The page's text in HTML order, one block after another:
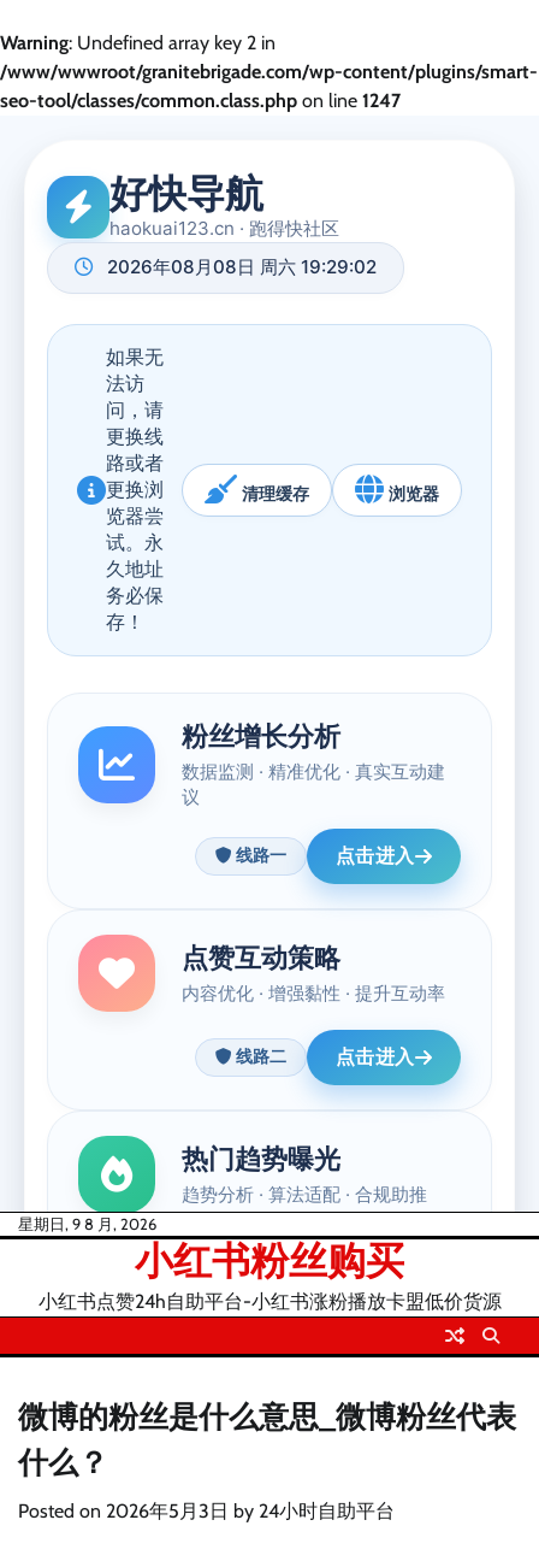
Warning: Undefined array key 2 in
/www/wwwroot/granitebrigade.com/wp-content/plugins/smart-
seo-tool/classes/common.class.php on line 1247
Skip星期日, 9 8 月, 2026
小红书粉丝购买
小红书点赞24h自助平台-小红书涨粉播放卡盟低价货源
微博的粉丝是什么意思_微博粉丝代表
什么？
Posted on 2026年5月3日 by 24小时自助平台